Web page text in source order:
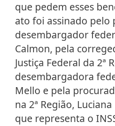
que pedem esses
ato foi assinado pelo
desembargador
Calmon, pela
Justiça Federal da 2ª
desembargadora
Mello e pela
na 2ª Região,
que representa o